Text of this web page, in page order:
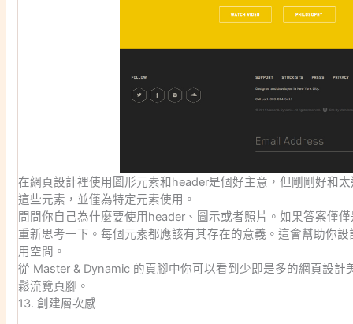
在網頁設計裡使用圖形元素和header是個好主意，但剛剛好和
這些元素，並僅為特定元素使用。
問問你自己為什麼要使用header、圖示或者照片。如果答案僅
重新思考一下。每個元素都應該有其存在的意義。這會幫助你
用空間。
從 Master & Dynamic 的頁腳中你可以看到少即是多的網頁設
鬆流覽頁腳。
13. 創建層次感